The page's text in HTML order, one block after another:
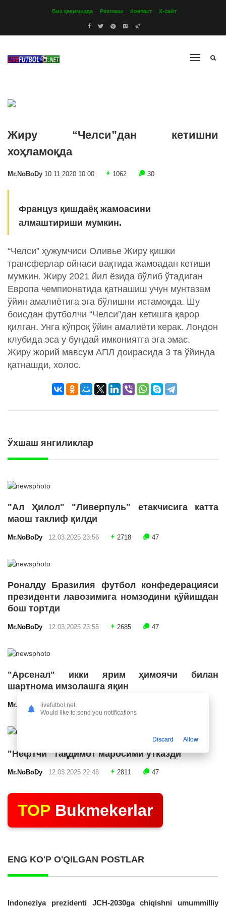
Биз ҳақимизда Реклама Контакт Х-сайт
Жиру “Челси”дан кетишни
хоҳламоқда
Mr.NoBoDy 10.11.2020 10:00 1062 30
Француз қишдаёқ жамоасини
алмаштириши мумкин.
“Челси” ҳужумчиси Оливье Жиру қишки
трансферлар ойнаси вақтида жамоадан кетиши
мумкин. Жиру 2021 йил ёзида бўлиб ўтадиган
Европа чемпионатида қатнашиш учун мунтазам
ўйин амалиётига эга бўлишни истамоқда. Шу
боисдан футболчи “Челси”дан кетишга қарор
қилган. Унга кўпроқ ўйин амалиёти керак. Лондон
клубида эса у бундай имкониятга эга эмас.
Жиру жорий мавсум АПЛ доирасида 3 та ўйинда
қатнашди, холос.
Ўхшаш янгиликлар
"Ал Ҳилол" "Ливерпуль" етакчисига катта
маош таклиф қилди
Mr.NoBoDy 12.03.2025 23:56 2718 47
Роналду Бразилия футбол конфедерацияси
президенти лавозимига номзодини қўйишдан
бош тортди
Mr.NoBoDy 12.03.2025 23:55 2685 47
"Арсенал" икки ярим ҳимоячи билан
шартнома имзолашга яқин
Mr.NoBoDy12.03.2025 23:24
"Нефтчи" тақдимот маросими ўтказди
Mr.NoBoDy 12.03.2025 22:48 2811 47
TOP Bukmekerlar
ENG KO'P O'QILGAN POSTLAR
Indoneziya prezidenti JCH-2030ga chiqishni umummilliy
livefutbol.net
Would like to send you notifications
Discard Allow